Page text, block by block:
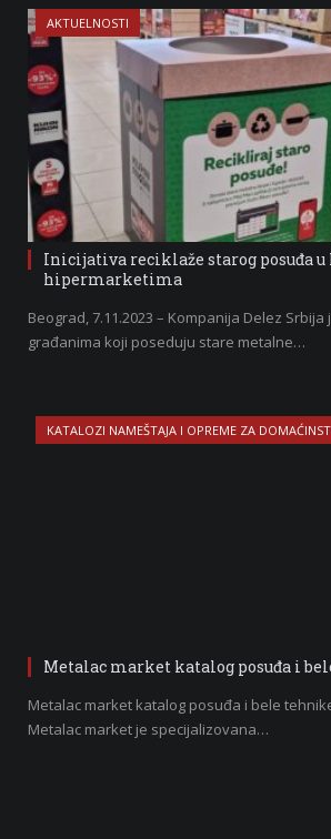
AKTUELNOSTI
Inicijativa reciklaže starog posuđa u
hipermarketima
Beograd, 7.11.2023 – Kompanija Delez
građanima koji poseduju stare metalne…
KATALOZI NAMEŠTAJA I OPREME ZA
Metalac market katalog posuđa i
Metalac market katalog posuđa i bele
Metalac market je specijalizovana…